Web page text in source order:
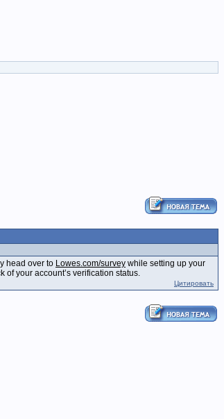
head over to Lowes.com/survey while setting up your
your account’s verification status.
Цитировать